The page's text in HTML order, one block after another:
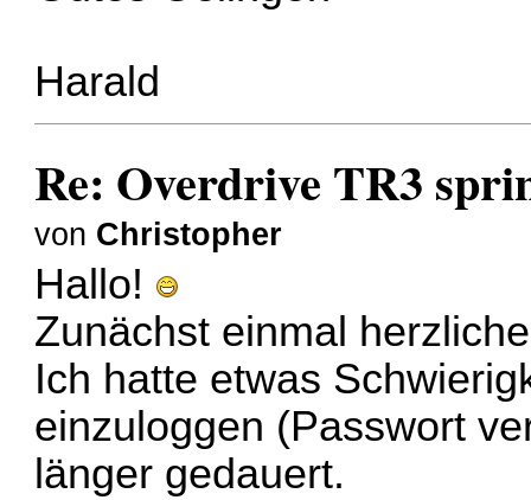
Harald
Re: Overdrive TR3
von Christopher
Hallo!
Zunächst einmal
Ich hatte etwas
einzuloggen (Passwort
länger gedauert.